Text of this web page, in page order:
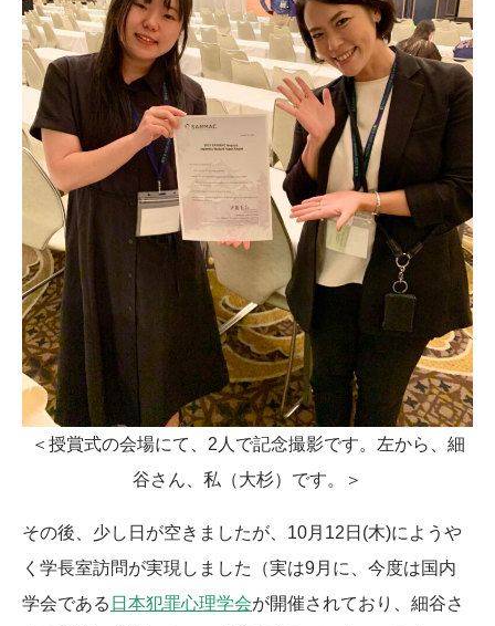
＜授賞式の会場にて、2人で記念撮影です。左から、細
谷さん、私（大杉）です。＞
その後、少し日が空きましたが、10月12日(木)にようや
く学長室訪問が実現しました（実は9月に、今度は国内
学会である 日本犯罪心理学会が開催されており、細谷さ